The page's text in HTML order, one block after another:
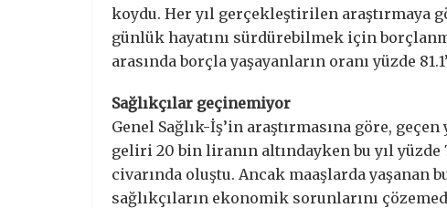
koydu. Her yıl gerçekleştirilen araştırmaya
günlük hayatını sürdürebilmek için
arasında borçla yaşayanların oranı yüzde
Sağlıkçılar geçinemiyor
Genel Sağlık-İş’in araştırmasına göre,
geliri 20 bin liranın altındayken bu yıl
civarında oluştu. Ancak maaşlarda yaşanan
sağlıkçıların ekonomik sorunlarını